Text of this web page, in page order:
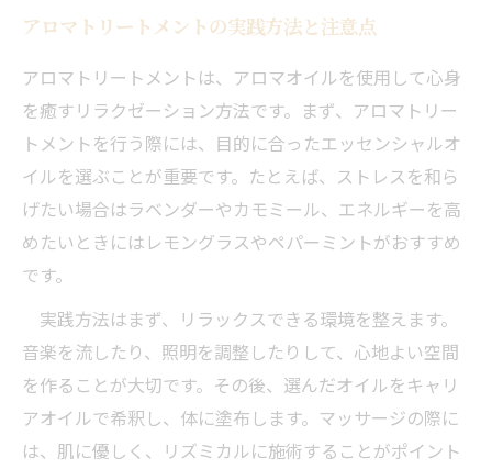
アロマトリートメントの実践方法と注意点
アロマトリートメントは、アロマオイルを使用して心身
を癒すリラクゼーション方法です。まず、アロマトリー
トメントを行う際には、目的に合ったエッセンシャルオ
イルを選ぶことが重要です。たとえば、ストレスを和ら
げたい場合はラベンダーやカモミール、エネルギーを高
めたいときにはレモングラスやペパーミントがおすすめ
です。
実践方法はまず、リラックスできる環境を整えます。
音楽を流したり、照明を調整したりして、心地よい空間
を作ることが大切です。その後、選んだオイルをキャリ
アオイルで希釈し、体に塗布します。マッサージの際に
は、肌に優しく、リズミカルに施術することがポイント